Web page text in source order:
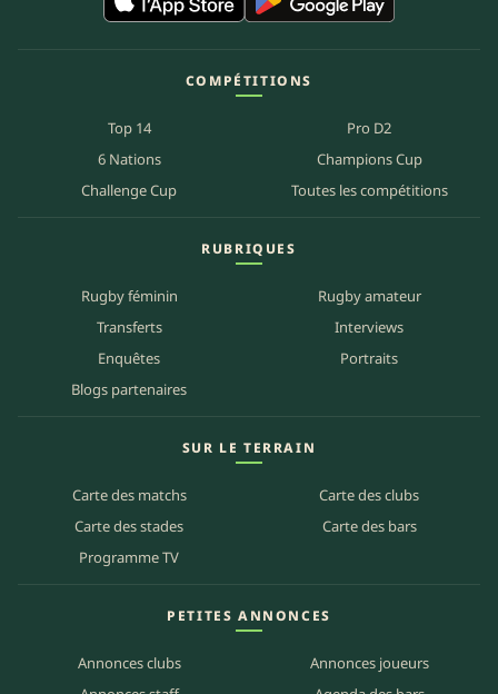
COMPÉTITIONS
Top 14
Pro D2
6 Nations
Champions Cup
Challenge Cup
Toutes les compétitions
RUBRIQUES
Rugby féminin
Rugby amateur
Transferts
Interviews
Enquêtes
Portraits
Blogs partenaires
SUR LE TERRAIN
Carte des matchs
Carte des clubs
Carte des stades
Carte des bars
Programme TV
PETITES ANNONCES
Annonces clubs
Annonces joueurs